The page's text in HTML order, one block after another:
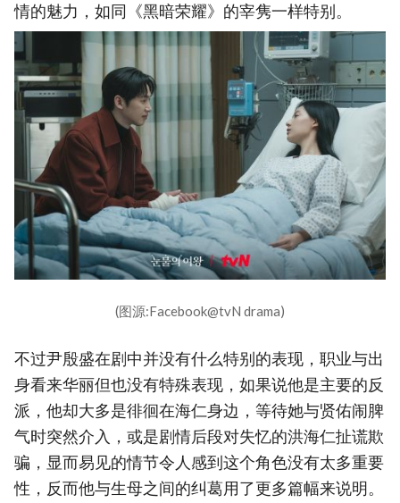
情的魅力，如同《黑暗荣耀》的宰隽一样特别。
(图源:Facebook@tvN drama)
不过尹殷盛在剧中并没有什么特别的表现，职业与出
身看来华丽但也没有特殊表现，如果说他是主要的反
派，他却大多是徘徊在海仁身边，等待她与贤佑闹脾
气时突然介入，或是剧情后段对失忆的洪海仁扯谎欺
骗，显而易见的情节令人感到这个角色没有太多重要
性，反而他与生母之间的纠葛用了更多篇幅来说明。